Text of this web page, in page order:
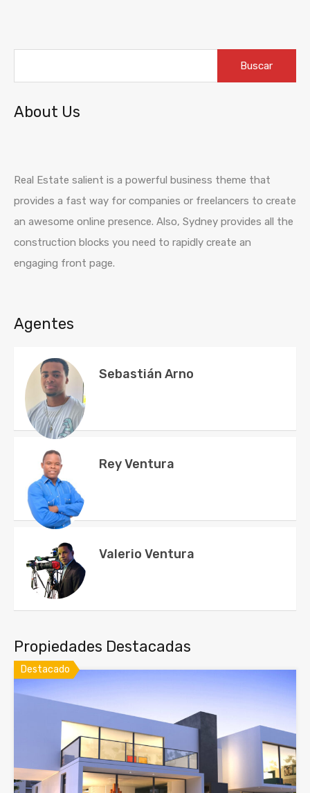
About Us
Real Estate salient is a powerful business theme that
provides a fast way for companies or freelancers to create
an awesome online presence. Also, Sydney provides all the
construction blocks you need to rapidly create an
engaging front page.
Agentes
Sebastián Arno
Rey Ventura
Valerio Ventura
Propiedades Destacadas
Destacado